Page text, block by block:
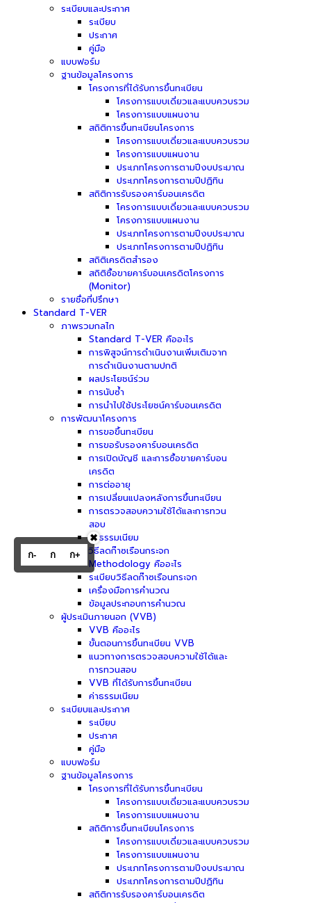
ระเบียบและประกาศ
ระเบียบ
ประกาศ
คู่มือ
แบบฟอร์ม
ฐานข้อมูลโครงการ
โครงการที่ได้รับการขึ้นทะเบียน
โครงการแบบเดี่ยวและแบบควบรวม
โครงการแบบแผนงาน
สถิติการขึ้นทะเบียนโครงการ
โครงการแบบเดี่ยวและแบบควบรวม
โครงการแบบแผนงาน
ประเภทโครงการตามปีงบประมาณ
ประเภทโครงการตามปีปฏิทิน
สถิติการรับรองคาร์บอนเครดิต
โครงการแบบเดี่ยวและแบบควบรวม
โครงการแบบแผนงาน
ประเภทโครงการตามปีงบประมาณ
ประเภทโครงการตามปีปฏิทิน
สถิติเครดิตสำรอง
สถิติซื้อขายคาร์บอนเครดิตโครงการ
(Monitor)
รายชื่อที่ปรึกษา
Standard T-VER
ภาพรวมกลไก
Standard T-VER คืออะไร
การพิสูจน์การดำเนินงานเพิ่มเติมจาก
การดำเนินงานตามปกติ
ผลประโยชน์ร่วม
การนับซ้ำ
การนำไปใช้ประโยชน์คาร์บอนเครดิต
การพัฒนาโครงการ
การขอขึ้นทะเบียน
การขอรับรองคาร์บอนเครดิต
การเปิดบัญชี และการซื้อขายคาร์บอน
เครดิต
การต่ออายุ
การเปลี่ยนแปลงหลังการขึ้นทะเบียน
การตรวจสอบความใช้ได้และการทวน
สอบ
ค่าธรรมเนียม
ระเบียบวิธีลดก๊าซเรือนกระจก
Methodology คืออะไร
ระเบียบวิธีลดก๊าซเรือนกระจก
เครื่องมือการคำนวณ
ข้อมูลประกอบการคำนวณ
ผู้ประเมินภายนอก (VVB)
VVB คืออะไร
ขั้นตอนการขึ้นทะเบียน VVB
แนวทางการตรวจสอบความใช้ได้และ
การทวนสอบ
VVB ที่ได้รับการขึ้นทะเบียน
ค่าธรรมเนียม
ระเบียบและประกาศ
ระเบียบ
ประกาศ
คู่มือ
แบบฟอร์ม
ฐานข้อมูลโครงการ
โครงการที่ได้รับการขึ้นทะเบียน
โครงการแบบเดี่ยวและแบบควบรวม
โครงการแบบแผนงาน
สถิติการขึ้นทะเบียนโครงการ
โครงการแบบเดี่ยวและแบบควบรวม
โครงการแบบแผนงาน
ประเภทโครงการตามปีงบประมาณ
ประเภทโครงการตามปีปฏิทิน
สถิติการรับรองคาร์บอนเครดิต
ก- ก ก+
✖